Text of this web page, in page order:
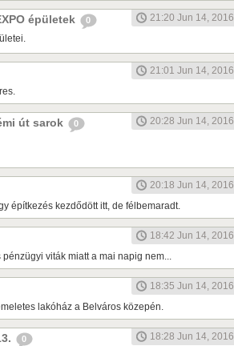
épületek 0
21:20 Jun 14, 2016
21:01 Jun 14, 2016
út sarok 0
20:28 Jun 14, 2016
20:18 Jun 14, 2016
építkezés kezdődött itt, de félbemaradt.
18:42 Jun 14, 2016
viták miatt a mai napig nem...
18:35 Jun 14, 2016
lakóház a Belváros közepén.
0
18:28 Jun 14, 2016